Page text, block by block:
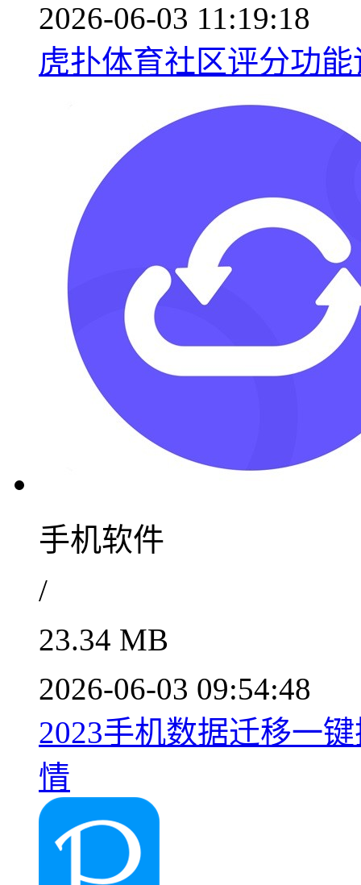
2026-06-03 11:19:18
虎扑体育社区评分功
手机软件
/
23.34 MB
2026-06-03 09:54:48
2023手机数据迁移一
情